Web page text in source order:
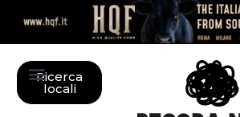
Ricerca
locali